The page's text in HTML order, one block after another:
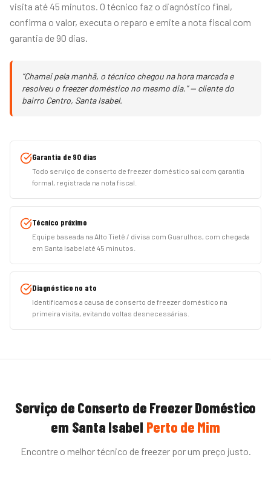
visita até 45 minutos. O técnico faz o diagnóstico final,
confirma o valor, executa o reparo e emite a nota fiscal com
garantia de 90 dias.
“Chamei pela manhã, o técnico chegou na hora marcada e
resolveu o freezer doméstico no mesmo dia.” — cliente do
bairro Centro, Santa Isabel.
Garantia de 90 dias
Todo serviço de conserto de freezer doméstico sai com garantia
formal, registrada na nota fiscal.
Técnico próximo
Equipe baseada na Alto Tietê / divisa com Guarulhos, com chegada
em Santa Isabel até 45 minutos.
Diagnóstico no ato
Identificamos a causa de conserto de freezer doméstico na
primeira visita, evitando voltas desnecessárias.
Serviço de Conserto de Freezer Doméstico
em Santa Isabel Perto de Mim
Encontre o melhor técnico de freezerpor um preço justo.